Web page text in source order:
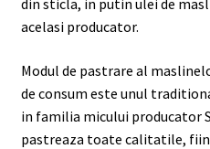
acelasi producator.
Modul de pastrare al
de consum este unul
in familia micului producator
pastreaza toate calitatile,